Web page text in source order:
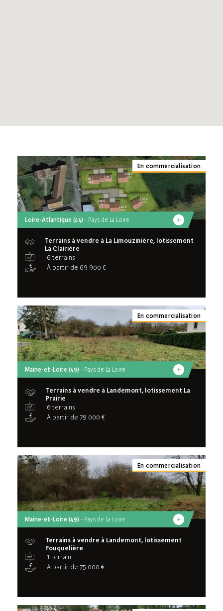
En commercialisation
Loire-Atlantique (44) - Pays de La Loire
Terrains à vendre à La Limouzinière, lotissement
La Clairière
6 terrains
À partir de 69 900 €
En commercialisation
Maine-et-Loire (49) - Pays de La Loire
Terrains à vendre à Landemont, lotissement La
Prairie
6 terrains
À partir de 79 000 €
En commercialisation
Maine-et-Loire (49) - Pays de La Loire
Terrains à vendre à Landemont, lotissement
Pouquelière
1 terrain
À partir de 75 000 €